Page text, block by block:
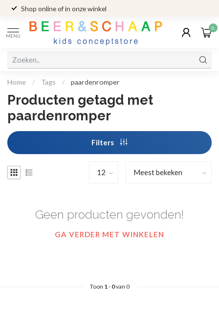
Shop online of in onze winkel
MENU
0
Home / Tags / paardenromper
Producten getagd met
paardenromper
Filters
Geen producten gevonden!
GA VERDER MET WINKELEN
Toon 1- 0van 0